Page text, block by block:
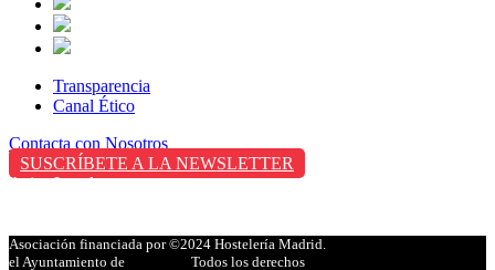
Transparencia
Canal Ético
Contacta con Nosotros
SUSCRÍBETE A LA NEWSLETTER
Aviso Legal
Asociación financiada por
el Ayuntamiento de
©2024 Hostelería Madrid.
Todos los derechos